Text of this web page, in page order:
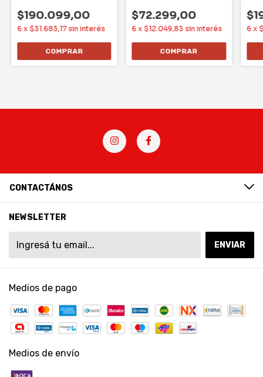
$190.099,00
6 x $31.683,17 sin interés
$72.299,00
6 x $12.049,83 sin interés 6 x
CONTACTÁNOS
NEWSLETTER
Medios de pago
Medios de envío